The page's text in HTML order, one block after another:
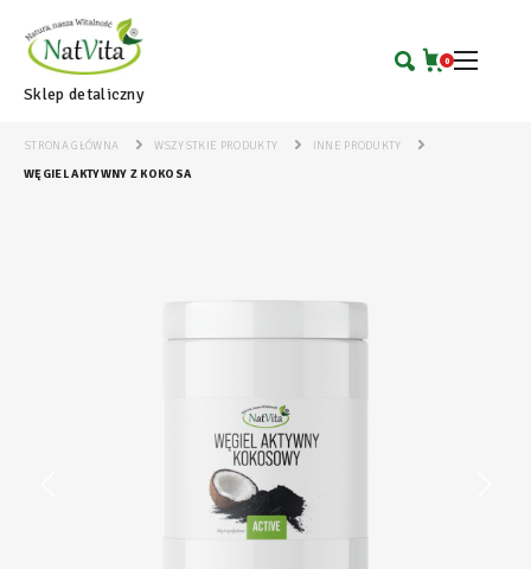
Sklep detaliczny
0
STRONA GŁÓWNA WSZYSTKIE PRODUKTY
INNE PRODUKTY
WĘGIEL AKTYWNY Z KOKOSA